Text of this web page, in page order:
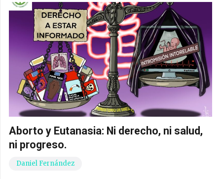
Aborto y Eutanasia: Ni derecho, ni salud,
ni progreso.
Daniel Fernández